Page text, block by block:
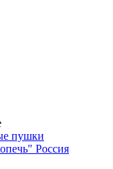
пушки
Россия